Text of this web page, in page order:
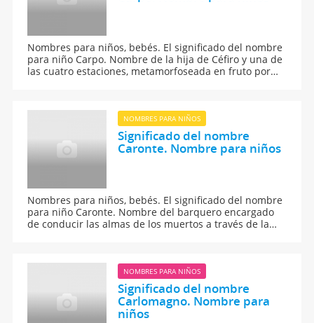
Nombres para niños, bebés. El significado del nombre
para niño Carpo. Nombre de la hija de Céfiro y una de
las cuatro estaciones, metamorfoseada en fruto por
NOMBRES PARA NIÑOS
Significado del nombre
Caronte. Nombre para niños
Nombres para niños, bebés. El significado del nombre
para niño Caronte. Nombre del barquero encargado
de conducir las almas de los muertos a través de la
NOMBRES PARA NIÑOS
Significado del nombre
Carlomagno. Nombre para
niños